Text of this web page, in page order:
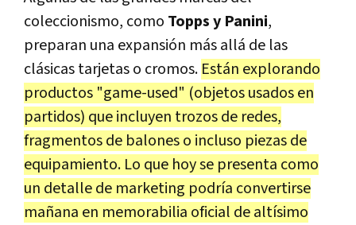
coleccionismo, como Topps y Panini,
preparan una expansión más allá de las
clásicas tarjetas o cromos. Están explorando
productos "game-used" (objetos usados en
partidos) que incluyen trozos de redes,
fragmentos de balones o incluso piezas de
equipamiento. Lo que hoy se presenta como
un detalle de marketing podría convertirse
mañana en memorabilia oficial de altísimo